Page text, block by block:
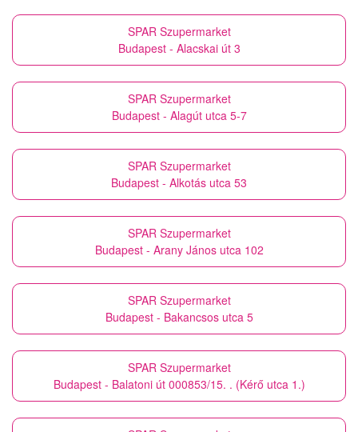
SPAR Szupermarket
Budapest - Alacskai út 3
SPAR Szupermarket
Budapest - Alagút utca 5-7
SPAR Szupermarket
Budapest - Alkotás utca 53
SPAR Szupermarket
Budapest - Arany János utca 102
SPAR Szupermarket
Budapest - Bakancsos utca 5
SPAR Szupermarket
Budapest - Balatoni út 000853/15. . (Kérő utca 1.)